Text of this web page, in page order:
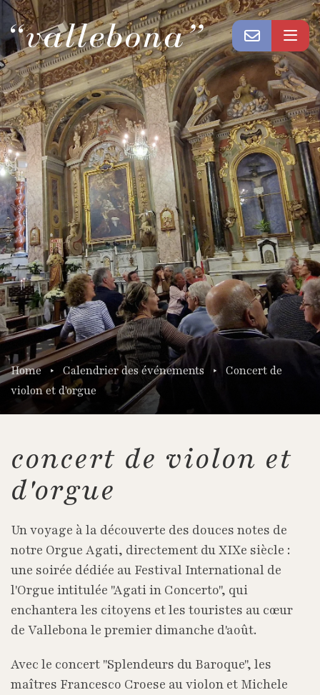
Home Calendrier des événements
Concert de
violon et d'orgue
concert de violon et
d'orgue
Un voyage à la découverte des douces notes de
notre Orgue Agati, directement du XIXe siècle :
une soirée dédiée au Festival International de
l'Orgue intitulée "Agati in Concerto", qui
enchantera les citoyens et les touristes au cœur
de Vallebona le premier dimanche d'août.
Avec le concert "Splendeurs du Baroque", les
maîtres Francesco Croese au violon et Michele